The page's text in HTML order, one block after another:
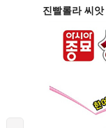
진빨롤라 씨